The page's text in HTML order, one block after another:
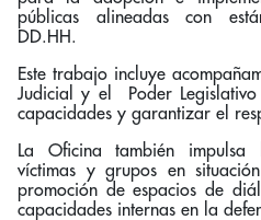
públicas alineadas con
DD.HH.
Este trabajo incluye
Judicial y el
Poder
capacidades y garantizar el
La Oficina también
víctimas y grupos en
promoción de espacios de
capacidades internas en la